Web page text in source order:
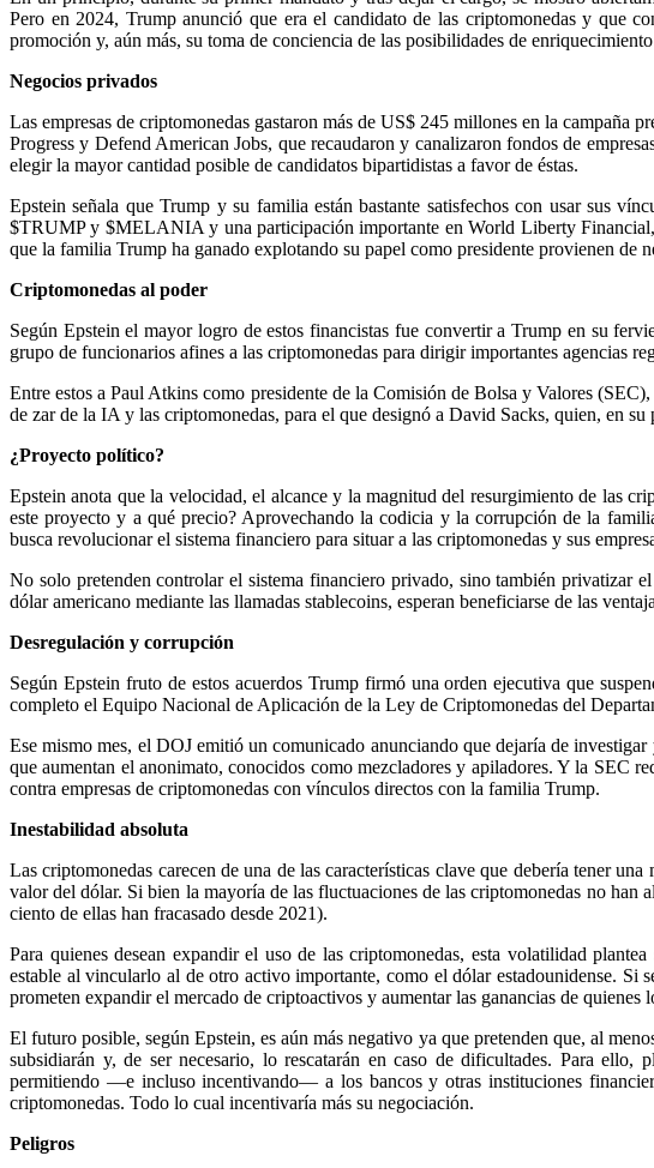
Pero en 2024, Trump anunció que era el candidato de las criptomonedas y que
promoción y, aún más, su toma de conciencia de las posibilidades de
Negocios privados
Las empresas de criptomonedas gastaron más de US$ 245 millones en la campaña
Progress y Defend American Jobs, que recaudaron y canalizaron fondos de
elegir la mayor cantidad posible de candidatos bipartidistas a favor de éstas.
Epstein señala que Trump y su familia están bastante satisfechos con usar sus
$TRUMP y $MELANIA y una participación importante en World Liberty
que la familia Trump ha ganado explotando su papel como presidente provienen de
Criptomonedas al poder
Según Epstein el mayor logro de estos financistas fue convertir a Trump en su
grupo de funcionarios afines a las criptomonedas para dirigir importantes agencias
Entre estos a Paul Atkins como presidente de la Comisión de Bolsa y Valores
de zar de la IA y las criptomonedas, para el que designó a David Sacks, quien, en
¿Proyecto político?
Epstein anota que la velocidad, el alcance y la magnitud del resurgimiento de las
este proyecto y a qué precio? Aprovechando la codicia y la corrupción de la
busca revolucionar el sistema financiero para situar a las criptomonedas y sus
No solo pretenden controlar el sistema financiero privado, sino también privatizar
dólar americano mediante las llamadas stablecoins, esperan beneficiarse de las
Desregulación y corrupción
Según Epstein fruto de estos acuerdos Trump firmó una orden ejecutiva que
completo el Equipo Nacional de Aplicación de la Ley de Criptomonedas del
Ese mismo mes, el DOJ emitió un comunicado anunciando que dejaría de
que aumentan el anonimato, conocidos como mezcladores y apiladores. Y la SEC
contra empresas de criptomonedas con vínculos directos con la familia Trump.
Inestabilidad absoluta
Las criptomonedas carecen de una de las características clave que debería tener
valor del dólar. Si bien la mayoría de las fluctuaciones de las criptomonedas no
ciento de ellas han fracasado desde 2021).
Para quienes desean expandir el uso de las criptomonedas, esta volatilidad
estable al vincularlo al de otro activo importante, como el dólar estadounidense.
prometen expandir el mercado de criptoactivos y aumentar las ganancias de quienes
El futuro posible, según Epstein, es aún más negativo ya que pretenden que, al
subsidiarán y, de ser necesario, lo rescatarán en caso de dificultades. Para
permitiendo —e incluso incentivando— a los bancos y otras instituciones
criptomonedas. Todo lo cual incentivaría más su negociación.
Peligros